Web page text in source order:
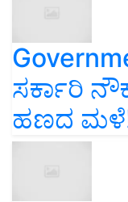
ಸರ್ಕಾರಿ
ಹಣದ